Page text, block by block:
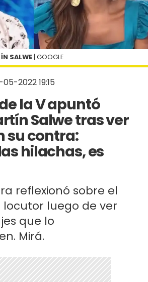
2022 19:15
la V apuntó
Salwe tras ver
su contra:
hilachas, es
reflexionó sobre el
luego de ver
que lo
Mirá.
SALWE | GOOGLE